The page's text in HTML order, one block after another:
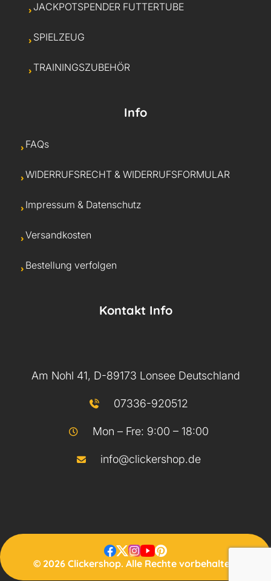
JACKPOTSPENDER FUTTERTUBE
SPIELZEUG
TRAININGSZUBEHÖR
Info
FAQs
WIDERRUFSRECHT & WIDERRUFSFORMULAR
Impressum & Datenschutz
Versandkosten
Bestellung verfolgen
Kontakt Info
Am Nohl 41, D-89173 Lonsee Deutschland
07336-920512
Mon – Fre: 9:00 – 18:00
info@clickershop.de
© 2026 Clickershop. Alle Rechte vorbehalten.